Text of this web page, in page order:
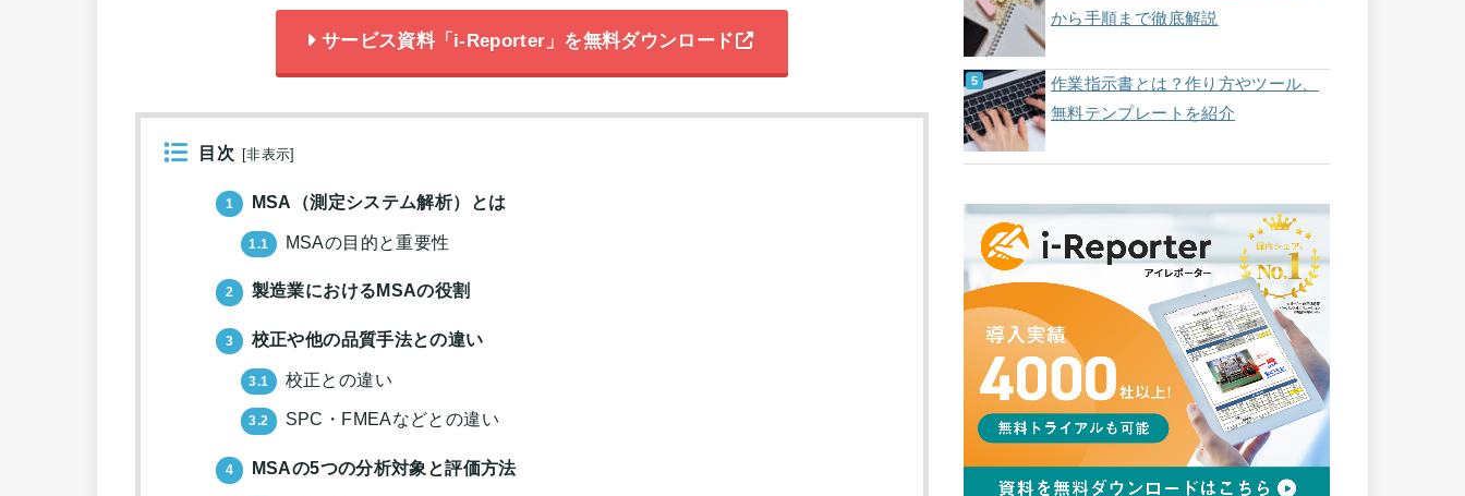
サービス資料「i-Reporter」を無料ダウンロード
目次 [非表示
1 MSA（測定システム解析）とは
1.1 MSAの目的と重要性
2 製造業におけるMSAの役割
3 校正や他の品質手法との違い
3.1 校正との違い
3.2 SPC・FMEAなどとの違い
4 MSAの5つの分析対象と評価方法
から手順まで徹底解説
作業指示書とは？作り方やツール、
無料テンプレートを紹介